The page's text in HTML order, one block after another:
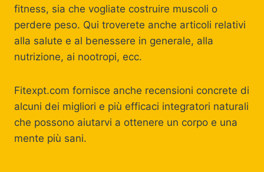
EFFICACI
fitness, sia che vogliate costruire muscoli o
perdere peso. Qui troverete anche articoli relativi
alla salute e al benessere in generale, alla
nutrizione, ai nootropi, ecc.
Fitexpt.com fornisce anche recensioni concrete di
alcuni dei migliori e più efficaci integratori naturali
che possono aiutarvi a ottenere un corpo e una
mente più sani.